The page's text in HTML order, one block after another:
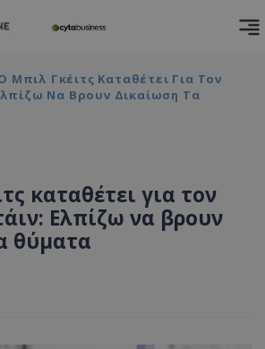
Μπιλ Γκέιτς Καταθέτει Για Τον
Να Βρουν Δικαίωση Τα
καταθέτει για τον
Ελπίζω να βρουν
θύματα